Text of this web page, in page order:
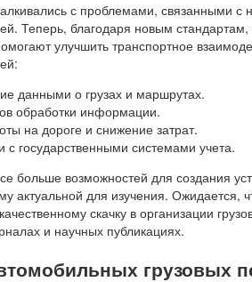
с проблемами, связанными с
Теперь, благодаря новым
улучшить транспортное
данными о грузах и маршрутах.
обработки информации.
на дороге и снижение затрат.
с государственными системами учета.
больше возможностей для создания
актуальной для изучения. Ожидается,
скачку в организации
и научных публикациях.
грузовых